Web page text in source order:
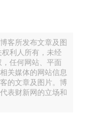
比增加4.8%（前值
比下降3.4%（前
是那句话——市场对这
如果考虑这个增速还
那么未来进出口对经
确实是个值得思考的
所发布文章及图
利人所有，未经
任何网站、平面
关媒体的网站信息
的文章及图片。博
表财新网的立场和